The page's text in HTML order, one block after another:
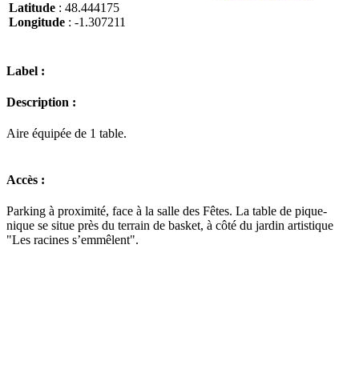
Latitude : 48.444175
Longitude : -1.307211
Label :
Description :
Aire équipée de 1 table.
Accès :
Parking à proximité, face à la salle des Fêtes. La table de pique-
nique se situe près du terrain de basket, à côté du jardin artistique
"Les racines s’emmêlent".